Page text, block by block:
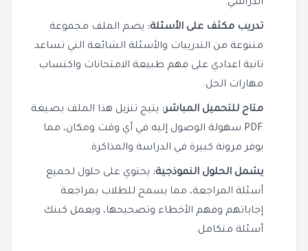
الدراسي.
تدريب مكثف على الأسئلة: يضم الملف مجموعة
متنوعة من التدريبات والأسئلة الشائعة التي تساعد
تانية اعدادي على فهم طبيعة الامتحانات واكتساب
مهارات الحل.
متاح للتحميل المباشر: يتيح تنزيل هذا الملف بصيغة
PDF سهولة الوصول إليه في أي وقت ومكان، مما
يوفر مرونة كبيرة في الدراسة والمذاكرة.
يشمل الحلول النموذجية: يحتوي على حلول لجميع
أسئلة المراجعة، مما يسمح للطلاب بمراجعة
إجاباتهم وفهم الأخطاء وتصحيحها، ويعمل كبنك
أسئلة متكامل.